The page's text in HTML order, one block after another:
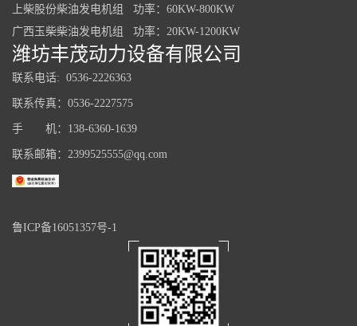
上柴股份柴油发电机组 功率：60KW-800KW
广西玉柴柴油发电机组 功率：20KW-1200KW
潍坊丰茂动力设备有限公司
联系电话: 0536-2226363
联系传真：0536-2227575
手 机：138-6360-1639
联系邮箱：2399525555@qq.com
鲁ICP备16051357号-1